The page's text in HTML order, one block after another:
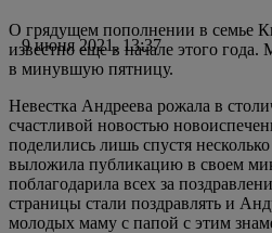
9 июня 2021, 13:37
О грядущем пополнении в семье
известно еще в начале этого
в минувшую пятницу.
Невестка Андреева рожала в
счастливой новостью
поделились лишь спустя
выложила публикацию в своем
поблагодарила всех за
страницы стали поздравлять и
молодых маму с папой с этим